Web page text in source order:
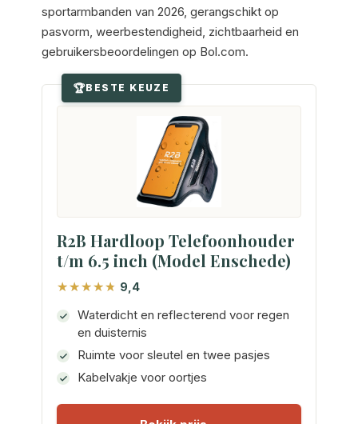
sportarmbanden van 2026, gerangschikt op
pasvorm, weerbestendigheid, zichtbaarheid en
gebruikersbeoordelingen op Bol.com.
BESTE KEUZE
R2B Hardloop Telefoonhouder
t/m 6.5 inch (Model Enschede)
9,4
Waterdicht en reflecterend voor regen
en duisternis
Ruimte voor sleutel en twee pasjes
Kabelvakje voor oortjes